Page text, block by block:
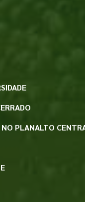
PLANALTO